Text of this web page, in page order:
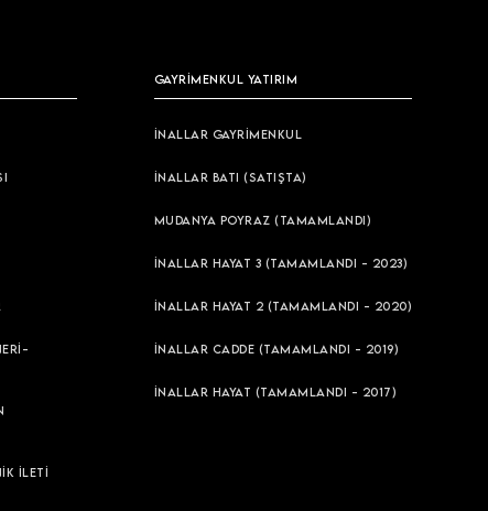
İLETİ
GAYRİMENKUL YATIRIM
İNALLAR GAYRİMENKUL
İNALLAR BATI (SATIŞTA)
MUDANYA POYRAZ (TAMAMLANDI)
İNALLAR HAYAT 3 (TAMAMLANDI - 2023)
İNALLAR HAYAT 2 (TAMAMLANDI - 2020)
İNALLAR CADDE (TAMAMLANDI - 2019)
İNALLAR HAYAT (TAMAMLANDI - 2017)